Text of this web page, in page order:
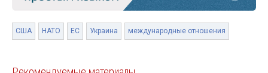
США НАТО ЕС Украина международные отношения